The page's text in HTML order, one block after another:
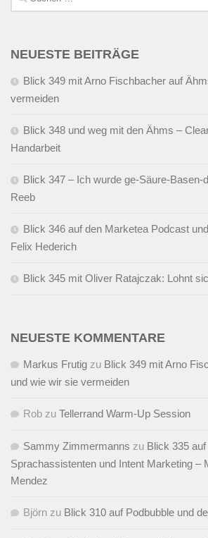
nach:
NEUESTE BEITRÄGE
Blick 349 mit Arno Fischbacher auf
vermeiden
Blick 348 und weg mit den Ähms –
Handarbeit
Blick 347 – Ich wurde ge-Säure-Basen-
Reeb
Blick 346 auf den Marketea Podcast
Felix Hederich
Blick 345 mit Oliver Ratajczak: Lohnt
NEUESTE KOMMENTARE
Markus Frutig zu Blick 349 mit Arno
und wie wir sie vermeiden
Rob zu Tellerrand Warm-Up Session
Sammy Zimmermanns zu Blick 335
Sprachassistenten und Intent Marketing –
Mendez
Björn zu Blick 310 auf Podbubble und